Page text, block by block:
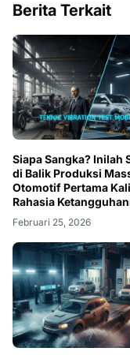
Berita Terkait
Siapa Sangka? Inilah
di Balik Produksi
Otomotif Pertama
Rahasia
Februari 25, 2026